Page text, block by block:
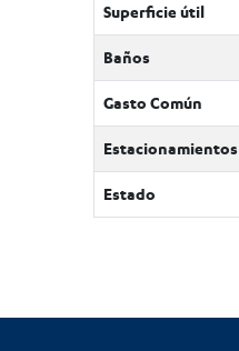
Superficie útil
Baños
Gasto Común
Estacionamientos
Estado